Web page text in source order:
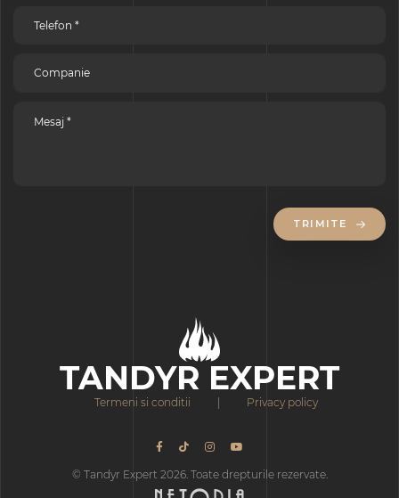
TRIMITE
TANDYR EXPERT
Termeni si conditii | Privacy policy
© Tandyr Expert 2026. Toate drepturile rezervate.